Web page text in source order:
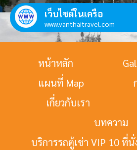
เว็บไซต์ในเครือ
www.vanthaitravel.com
หน้าหลัก
แผนที่ Map
เกี่ยวกับเรา
บทความ
บริการรถตู้เช่า VIP 10 ที่